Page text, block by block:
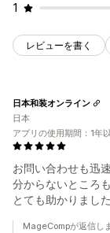
1
レビューを書く
お問い合わせも迅
分からないところ
とても助かりまし
日本和装オンライン
日本
アプリの使用期間：1年
MageCompが返信し